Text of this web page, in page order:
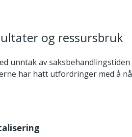
og ressursbruk
unntak av saksbehandlingstiden
har hatt utfordringer med å nå